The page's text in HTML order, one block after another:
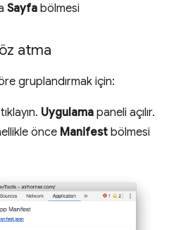
Sayfa bölmesi
atma
gruplandırmak için:
Uygulama paneli açılır.
önce Manifest bölmesi